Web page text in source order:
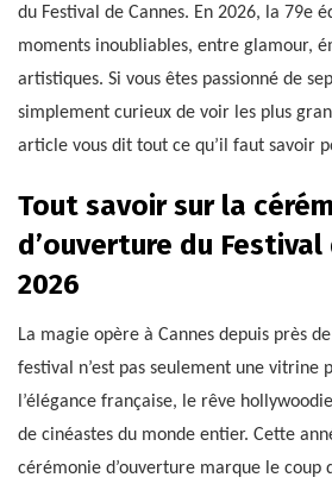
du Festival de Cannes. En 2026, la 79e
moments inoubliables, entre glamour,
artistiques. Si vous êtes passionné de
simplement curieux de voir les plus
article vous dit tout ce qu’il faut savoir
Tout savoir sur la
d’ouverture du Festival
2026
La magie opère à Cannes depuis près
festival n’est pas seulement une vitrine
l’élégance française, le rêve
de cinéastes du monde entier. Cette
cérémonie d’ouverture marque le coup